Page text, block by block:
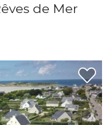
de Mer